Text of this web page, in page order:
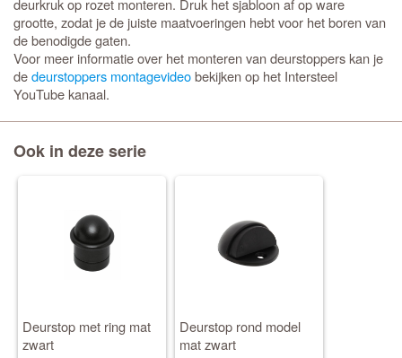
grootte, zodat je de juiste maatvoeringen hebt voor het boren van
de benodigde gaten.
Voor meer informatie over het monteren van deurstoppers kan je
dedeurstoppers montagevideobekijken op het Intersteel
YouTube kanaal.
Ook in deze serie
Deurstop met ring mat
zwart
Deurstop rond model
mat zwart